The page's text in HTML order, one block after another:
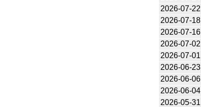
2026-07-22
2026-07-18
2026-07-16
2026-07-02
2026-07-01
2026-06-23
2026-06-06
2026-06-04
2026-05-31